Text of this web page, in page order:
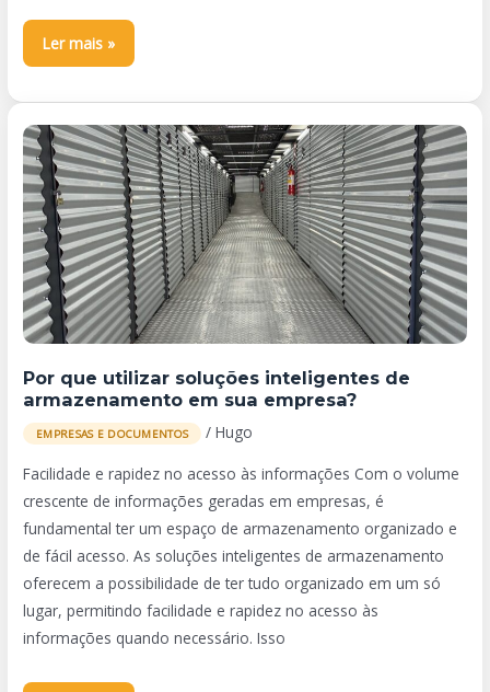
Ler mais »
Por que utilizar soluções inteligentes de
armazenamento em sua empresa?
EMPRESAS E DOCUMENTOS /Hugo
Facilidade e rapidez no acesso às informações Com o volume
crescente de informações geradas em empresas, é
fundamental ter um espaço de armazenamento organizado e
de fácil acesso. As soluções inteligentes de armazenamento
oferecem a possibilidade de ter tudo organizado em um só
lugar, permitindo facilidade e rapidez no acesso às
informações quando necessário. Isso
Por
que
utilizar
soluções
inteligentes
de
armazenamento
em
empresa?